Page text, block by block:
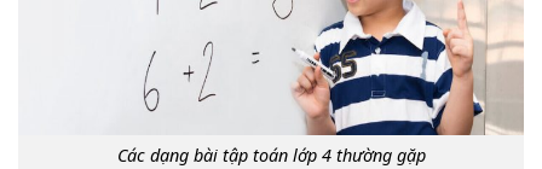
Các dạng bài tập toán lớp 4 thường gặp